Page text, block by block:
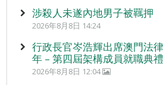
涉殺人未遂內地男子被羈押
2026年8月8日 14:24
行政長官岑浩輝出席澳門法
年 – 第四屆架構成員就職典禮
2026年8月8日 12:04